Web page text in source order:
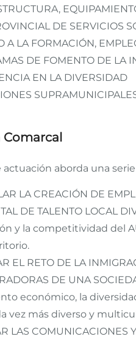
DE SERVICIOS
A LA FORMACIÓN,
DE FOMENTO DE LA
EN LA DIVERSIDAD
Comarcal
actuación aborda una
LA CREACIÓN DE
DE TALENTO LOCAL
y la competitividad del
EL RETO DE LA
DE UNA
económico, la
vez más diverso y
LAS COMUNICACIONES